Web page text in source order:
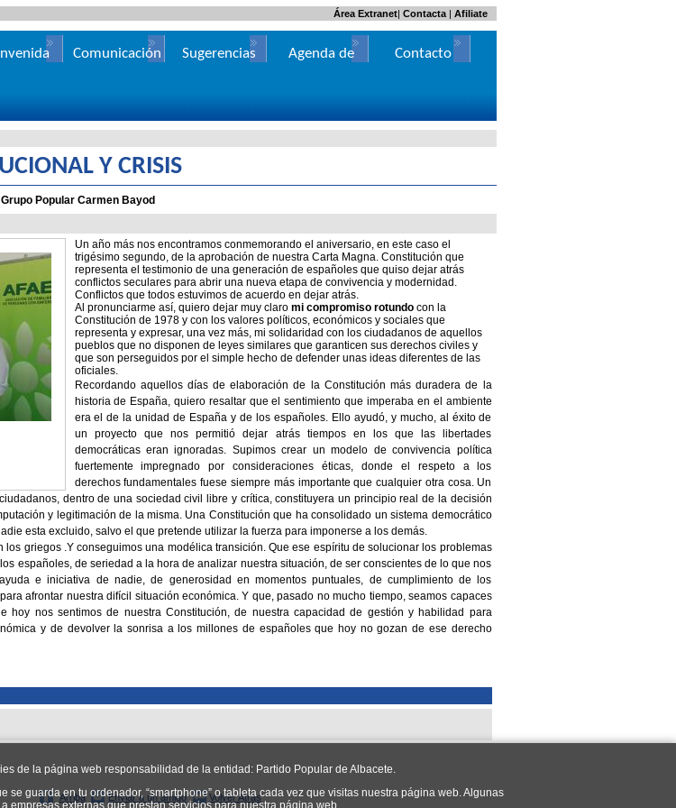
de la página web responsabilidad de la entidad: Partido Popular de Albacete.
guarda en tu ordenador, “smartphone” o tableta cada vez que visitas nuestra página web. Algunas
empresas externas que prestan servicios para nuestra página web.
Y CRISIS
Popular Carmen Bayod
Un año más nos encontramos conmemorando el aniversario, en este caso el
trigésimo segundo, de la aprobación de nuestra Carta Magna. Constitución que
representa el testimonio de una generación de españoles que quiso dejar atrás
conflictos seculares para abrir una nueva etapa de convivencia y modernidad.
Conflictos que todos estuvimos de acuerdo en dejar atrás.
Al pronunciarme así, quiero dejar muy claro mi compromiso rotundocon la
Constitución de 1978 y con los valores políticos, económicos y sociales que
representa y expresar, una vez más, mi solidaridad con los ciudadanos de aquellos
pueblos que no disponen de leyes similares que garanticen sus derechos civiles y
que son perseguidos por el simple hecho de defender unas ideas diferentes de las
oficiales.
Recordando aquellos días de elaboración de la Constitución más duradera de la
historia de España, quiero resaltar que el sentimiento que imperaba en el ambiente
era el de la unidad de España y de los españoles. Ello ayudó, y mucho, al éxito de
un proyecto que nos permitió dejar atrás tiempos en los que las libertades
democráticas eran ignoradas. Supimos crear un modelo de convivencia política
fuertemente impregnado por consideraciones éticas, donde el respeto a los
derechos fundamentales fuese siempre más importante que cualquier otra cosa. Un
dentro de una sociedad civil libre y crítica, constituyera un principio real de la decisión
y legitimación de la misma. Una Constitución que ha consolidado un sistema democrático
esta excluido, salvo el que pretende utilizar la fuerza para imponerse a los demás.
los griegos .Y conseguimos una modélica transición. Que ese espíritu de solucionar los problemas
españoles, de seriedad a la hora de analizar nuestra situación, de ser conscientes de lo que nos
e iniciativa de nadie, de generosidad en momentos puntuales, de cumplimiento de los
afrontar nuestra difícil situación económica. Y que, pasado no mucho tiempo, seamos capaces
hoy nos sentimos de nuestra Constitución, de nuestra capacidad de gestión y habilidad para
y de devolver la sonrisa a los millones de españoles que hoy no gozan de ese derecho
Arriba Enviar a un amigo Volver Atrás
| Contacta| Afiliate
Área Extranet
Comunicación Sugerencias
Agenda de
Contacto